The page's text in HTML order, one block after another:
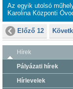
Az egyik utolsó
Karolina Központi
Előző 12
Hírek
Pályázati hírek
Hírlevelek